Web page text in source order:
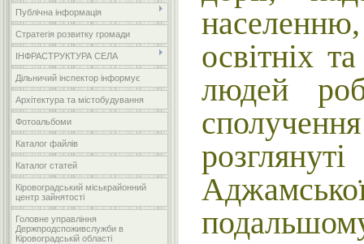
Публічна інформація
Стратегія розвитку громади
ІНФРАСТРУКТУРА СЕЛА
Дільничий інспектор інформує
Архітектура та містобудування
Фотоальбоми
Каталог файлів
Каталог статей
Кіровоградський міськрайонний
центр зайнятості
Головне управління
Держпродспоживслужби в
Кіровоградській області
освітніх
людей